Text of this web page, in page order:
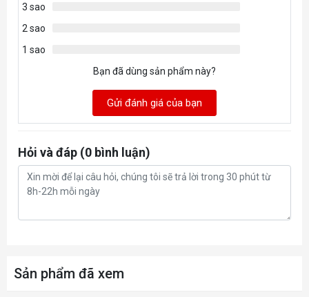
3 sao
2 sao
1 sao
Bạn đã dùng sản phẩm này?
Gửi đánh giá của bạn
Hỏi và đáp (0 bình luận)
Sản phẩm đã xem